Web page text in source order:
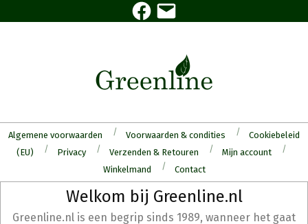
to
Facebook
E-
mail
Algemene voorwaarden Voorwaarden & condities
Cookiebeleid
(EU)
Privacy Verzenden & Retouren
Mijn account
Winkelmand
Contact
Welkom bij Greenline.nl
Greenline.nl is een begrip sinds 1989, wanneer het gaat